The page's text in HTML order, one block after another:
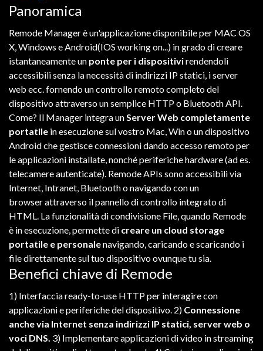
Panoramica
Remode Managerèun'applicazionedisponibileper MAC OS
X,Windows eAndroid(IOS working on...) in gradodicreare
istantaneamenteun ponte per i dispositivirendendoli
accessibilisenza lanecessitàdi indirizzi IPstatici, iserver
web ecc.fornendouncontrolloremotocompletodel
dispositivoattraversounsemplice HTTPo BluetoothAPI.
Come? Il Manager integraunServerWeb completamente
portatile in esecuzionesulvostro Mac,Winoundispositivo
Androidchegestisceconnessionidandoaccessoremotoper
le applicazioni installate,nonchéperiferichehardware(ad es.
telecamereautenticate). Remode APIs sonoaccessibilivia
Internet, Intranet, Bluetoothonavigandoconun
browserattraverso ilpannellodicontrollo integratodi
HTML. Lafunzionalitàdicondivisione File,quando Remode
è in esecuzione,permettedi creare un cloud storage
portatile e personalenavigando,caricandoescaricando i
filedirettamentesultuodispositivoovunquetusia.
Benefici chiave di Remode
1) Interfacciaready-to-use HTTPper interagirecon
applicazionieperiferichedel dispositivo. 2) Connessione
anchevia Internet senza indirizzi IP statici, serverweb o
voci DNS. 3) Implementareapplicazionidivideo in streaming